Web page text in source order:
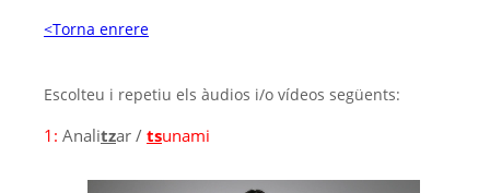
<Torna enrere
Escolteu i repetiu els àudios i/o vídeos següents:
1: Analitzar / tsunami